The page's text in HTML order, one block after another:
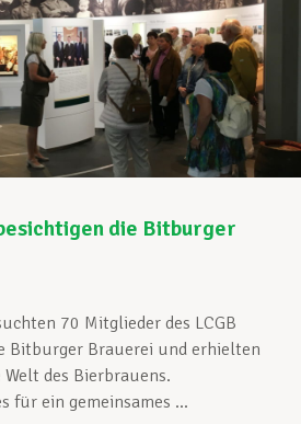
die Bitburger
70 Mitglieder des LCGB
Bitburger Brauerei und erhielten
des Bierbrauens.
für ein gemeinsames ...